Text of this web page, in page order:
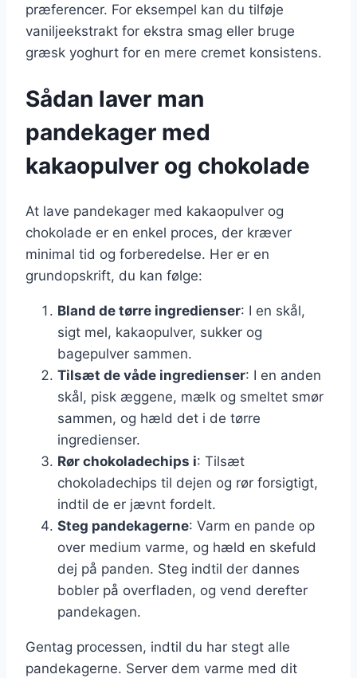
præferencer. For eksempel kan du tilføje
vaniljeekstrakt for ekstra smag eller bruge
græsk yoghurt for en mere cremet konsistens.
Sådan laver man
pandekager med
kakaopulver og chokolade
At lave pandekager med kakaopulver og
chokolade er en enkel proces, der kræver
minimal tid og forberedelse. Her er en
grundopskrift, du kan følge:
Bland de tørre ingredienser: I en skål,
sigt mel, kakaopulver, sukker og
bagepulver sammen.
Tilsæt de våde ingredienser: I en anden
skål, pisk æggene, mælk og smeltet smør
sammen, og hæld det i de tørre
ingredienser.
Rør chokoladechips i: Tilsæt
chokoladechips til dejen og rør forsigtigt,
indtil de er jævnt fordelt.
Steg pandekagerne: Varm en pande op
over medium varme, og hæld en skefuld
dej på panden. Steg indtil der dannes
bobler på overfladen, og vend derefter
pandekagen.
Gentag processen, indtil du har stegt alle
pandekagerne. Server dem varme med dit